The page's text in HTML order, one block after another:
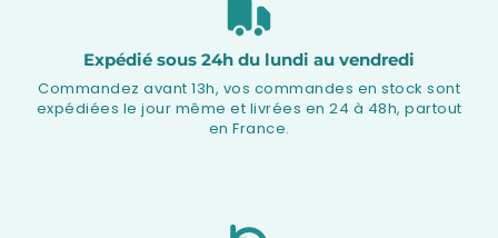
Expédié sous 24h du lundi au vendredi
Commandez avant 13h, vos commandes en stock sont
expédiées le jour même et livrées en 24 à 48h, partout
en France.